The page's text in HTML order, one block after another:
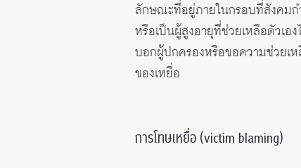
ลักษณะที่อยู่ภายในกรอบที่สังคมก
หรือเป็นผู้สูงอายุที่ช่วยเหลือตัวเอ
บอกผู้ปกครองหรือขอความช่วยเห
ของเหยื่อ
การโทษเหยื่อ (victim blaming)